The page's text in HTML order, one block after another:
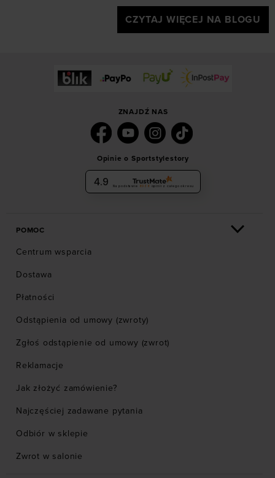
CZYTAJ WIĘCEJ NA BLOGU
ZNAJDŹ NAS
Opinie o Sportstylestory
4.9 Na podstawie 6036 opinii z całego okresu
POMOC
Centrum wsparcia
Dostawa
Płatności
Odstąpienia od umowy (zwroty)
Zgłoś odstąpienie od umowy (zwrot)
Reklamacje
Jak złożyć zamówienie?
Najczęściej zadawane pytania
Odbiór w sklepie
Zwrot w salonie